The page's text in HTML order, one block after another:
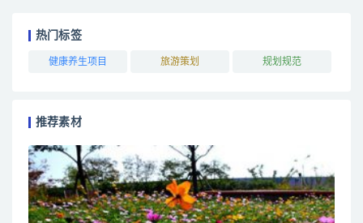
热门标签
健康养生项目 旅游策划 规划规范
推荐素材